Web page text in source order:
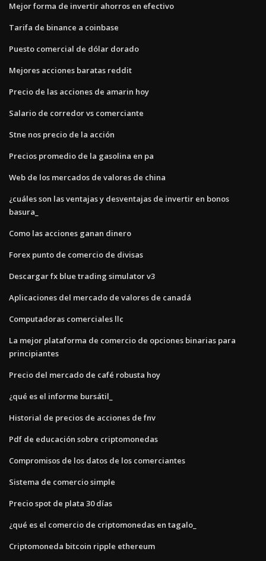
Mejor forma de invertir ahorros en efectivo
Tarifa de binance a coinbase
Puesto comercial de dólar dorado
Mejores acciones baratas reddit
Precio de las acciones de amarin hoy
Salario de corredor vs comerciante
Stne nos precio de la acción
Precios promedio de la gasolina en pa
Web de los mercados de valores de china
¿cuáles son las ventajas y desventajas de invertir en bonos
basura_
Como las acciones ganan dinero
Forex punto de comercio de divisas
Descargar fx blue trading simulator v3
Aplicaciones del mercado de valores de canadá
Computadoras comerciales llc
La mejor plataforma de comercio de opciones binarias para
principiantes
Precio del mercado de café robusta hoy
¿qué es el informe bursátil_
Historial de precios de acciones de fnv
Pdf de educación sobre criptomonedas
Compromisos de los datos de los comerciantes
Sistema de comercio simple
Precio spot de plata 30 días
¿qué es el comercio de criptomonedas en tagalo_
Criptomoneda bitcoin ripple ethereum